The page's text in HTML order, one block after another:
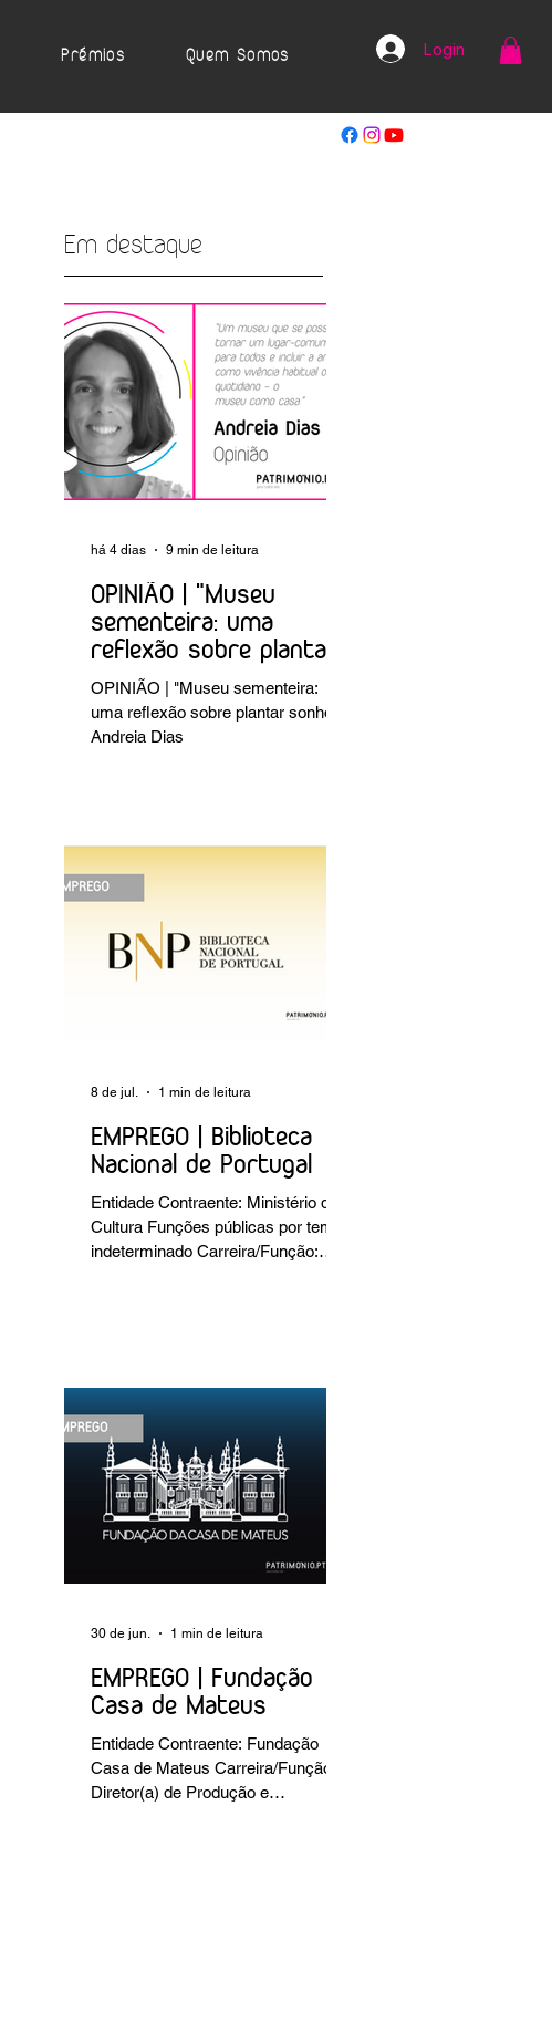
Prémios Quem Somos Login
Em destaque
OPINIÃO | "Museu
sementeira: uma
reflexão sobre plantar
sonhos" Andreia Dias
OPINIÃO | "Museu sementeira:
uma reflexão sobre plantar sonhos"
Andreia Dias
há 4 dias 9 min de leitura
EMPREGO | Biblioteca
Nacional de Portugal
Entidade Contraente: Ministério da
Cultura Funções públicas por tempo
indeterminado Carreira/Função:
espécies bibliográficas
intervencionadas; execução dos
programas de conservação
preventiva; produção de fichas de
tratamento e registo fotográfico das
intervenções; apoio a exposições i
8 de jul. 1 min de leitura
EMPREGO | Fundação
Casa de Mateus
Entidade Contraente: Fundação
Casa de Mateus Carreira/Função:
Diretor(a) de Produção e
30 de jun. 1 min de leitura